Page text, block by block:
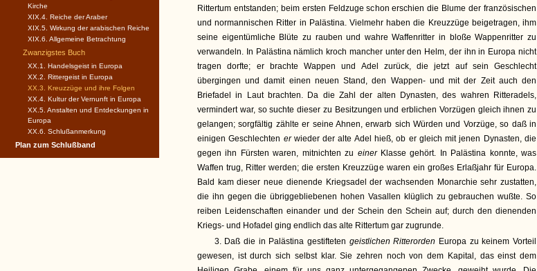
Rittertum entstanden; beim ersten Feldzuge schon erschien die Blume der französischen
und normannischen Ritter in Palästina. Vielmehr haben die Kreuzzüge beigetragen, ihm
seine eigentümliche Blüte zu rauben und wahre Waffenritter in bloße Wappenritter zu
verwandeln. In Palästina nämlich kroch mancher unter den Helm, der ihn in Europa nicht
tragen dorfte; er brachte Wappen und Adel zurück, die jetzt auf sein Geschlecht
übergingen und damit einen neuen Stand, den Wappen- und mit der Zeit auch den
Briefadel in Laut brachten. Da die Zahl der alten Dynasten, des wahren Ritteradels,
vermindert war, so suchte dieser zu Besitzungen und erblichen Vorzügen gleich ihnen zu
gelangen; sorgfältig zählte er seine Ahnen, erwarb sich Würden und Vorzüge, so daß in
einigen Geschlechten er wieder der alte Adel hieß, ob er gleich mit jenen Dynasten, die
gegen ihn Fürsten waren, mitnichten zu einer Klasse gehört. In Palästina konnte, was
Waffen trug, Ritter werden; die ersten Kreuzzüge waren ein großes Erlaßjahr für Europa.
Bald kam dieser neue dienende Kriegsadel der wachsenden Monarchie sehr zustatten,
die ihn gegen die übriggebliebenen hohen Vasallen klüglich zu gebrauchen wußte. So
reiben Leidenschaften einander und der Schein den Schein auf; durch den dienenden
Kriegs- und Hofadel ging endlich das alte Rittertum gar zugrunde.
3. Daß die in Palästina gestifteten geistlichen Ritterorden Europa zu keinem Vorteil
gewesen, ist durch sich selbst klar. Sie zehren noch von dem Kapital, das einst dem
Kirche
XIX.4. Reiche der Araber
XIX.5. Wirkung der arabischen Reiche
XIX.6. Allgemeine Betrachtung
Zwanzigstes Buch
XX.1. Handelsgeist in Europa
XX.2. Rittergeist in Europa
XX.3. Kreuzzüge und ihre Folgen
XX.4. Kultur der Vernunft in Europa
XX.5. Anstalten und Entdeckungen in
Europa
XX.6. Schlußanmerkung
Plan zum Schlußband